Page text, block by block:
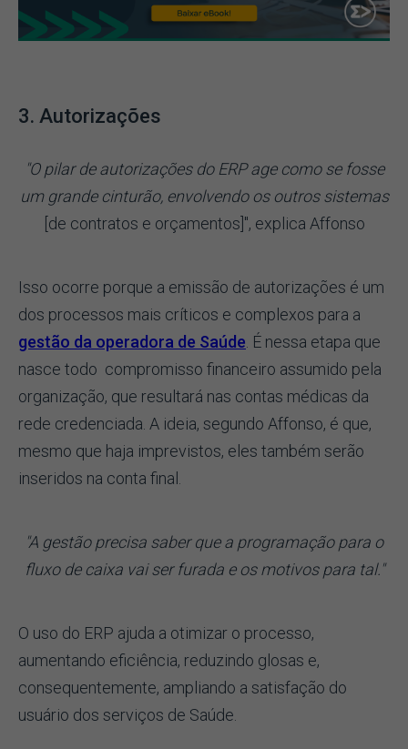
3. Autorizações
"O pilar de autorizações do ERP age como se fosse
um grande cinturão, envolvendo os outros sistemas
[de contratos e orçamentos]", explica Affonso
Isso ocorre porque a emissão de autorizações é um
dos processos mais críticos e complexos para a
gestão da operadora de Saúde . É nessa etapa que
nasce todo compromisso financeiro assumido pela
organização, que resultará nas contas médicas da
rede credenciada. A ideia, segundo Affonso, é que,
mesmo que haja imprevistos, eles também serão
inseridos na conta final.
"A gestão precisa saber que a programação para o
fluxo de caixa vai ser furada e os motivos para tal."
O uso do ERP ajuda a otimizar o processo,
aumentando eficiência, reduzindo glosas e,
consequentemente, ampliando a satisfação do
usuário dos serviços de Saúde.